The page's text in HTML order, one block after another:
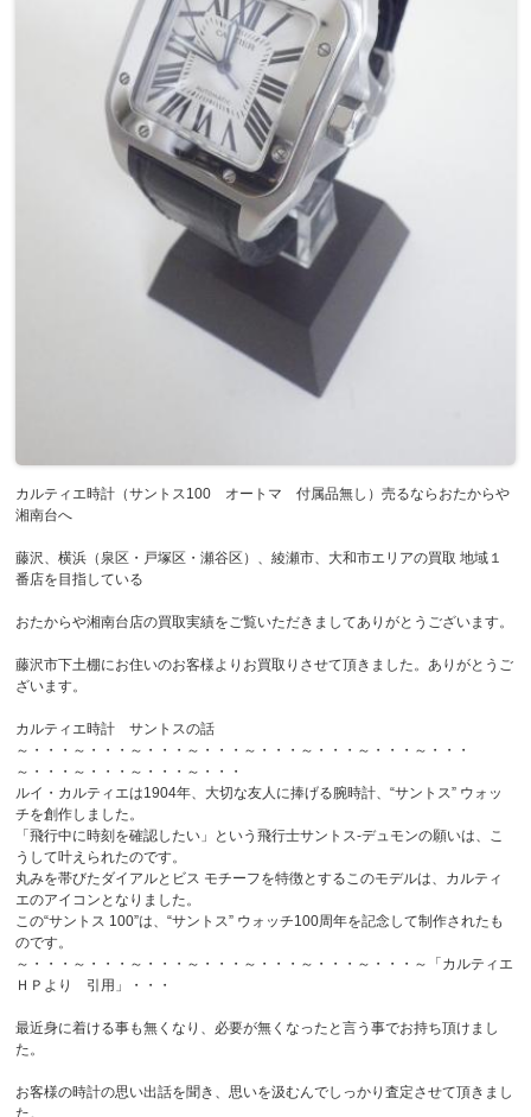
カルティエ時計（サントス100 オートマ 付属品無し）売るならおたからや
湘南台へ
藤沢、横浜（泉区・戸塚区・瀬谷区）、綾瀬市、大和市エリアの買取 地域１
番店を目指している
おたからや湘南台店の買取実績をご覧いただきましてありがとうございます。
藤沢市下土棚にお住いのお客様よりお買取りさせて頂きました。ありがとうご
ざいます。
カルティエ時計 サントスの話
～・・・～・・・～・・・～・・・～・・・～・・・～・・・～・・・
～・・・～・・・～・・・～・・・
ルイ・カルティエは1904年、大切な友人に捧げる腕時計、“サントス” ウォッ
チを創作しました。
「飛行中に時刻を確認したい」という飛行士サントス-デュモンの願いは、こ
うして叶えられたのです。
丸みを帯びたダイアルとビス モチーフを特徴とするこのモデルは、カルティ
エのアイコンとなりました。
この“サントス 100”は、“サントス” ウォッチ100周年を記念して制作されたも
のです。
～・・・～・・・～・・・～・・・～・・・～・・・～・・・～「カルティエ
ＨＰより 引用」・・・
最近身に着ける事も無くなり、必要が無くなったと言う事でお持ち頂けまし
た。
お客様の時計の思い出話を聞き、思いを汲むんでしっかり査定させて頂きまし